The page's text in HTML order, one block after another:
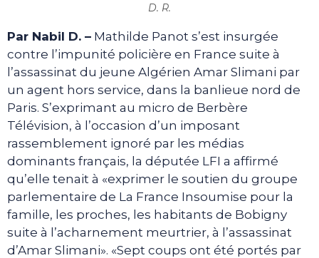
D. R.
Par Nabil D. – Mathilde Panot s’est insurgée
contre l’impunité policière en France suite à
l’assassinat du jeune Algérien Amar Slimani par
un agent hors service, dans la banlieue nord de
Paris. S’exprimant au micro de Berbère
Télévision, à l’occasion d’un imposant
rassemblement ignoré par les médias
dominants français, la députée LFI a affirmé
qu’elle tenait à «exprimer le soutien du groupe
parlementaire de La France Insoumise pour la
famille, les proches, les habitants de Bobigny
suite à l’acharnement meurtrier, à l’assassinat
d’Amar Slimani». «Sept coups ont été portés par